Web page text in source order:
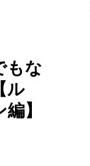
もな
ル
】